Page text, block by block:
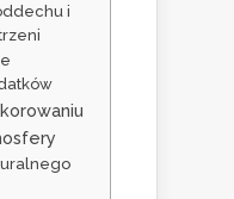
i